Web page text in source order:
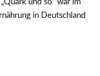
und so“ war im
in Deutschland